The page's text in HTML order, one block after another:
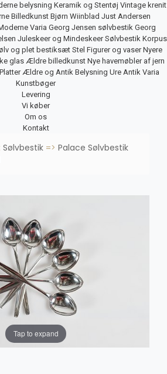
belysning Keramik og Stentøj Vintage krenit
Billedkunst Bjørn Wiinblad Just Andersen
Varia Georg Jensen sølvbestik Georg
Juleskeer og Mindeskeer Sølvbestik Korpus
og plet bestiksæt Stel Figurer og vaser Nyere
glas Ældre billedkunst Nye havemøbler af jern
Platter Ældre og Antik Belysning Ure Antik Varia
Kunstbøger
Levering
Vi køber
Om os
Kontakt
Sølvbestik=> Palace Sølvbestik
Tap to expand